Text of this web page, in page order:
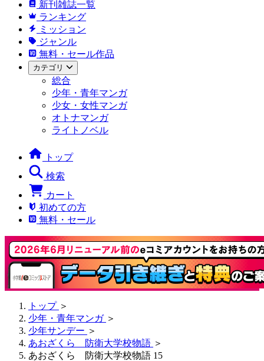
新刊雑誌一覧
ランキング
ミッション
ジャンル
無料・セール作品
カテゴリ
総合
少年・青年マンガ
少女・女性マンガ
オトナマンガ
ライトノベル
トップ
検索
カート
初めての方
無料・セール
トップ ＞
少年・青年マンガ ＞
少年サンデー ＞
あおざくら 防衛大学校物語 ＞
あおざくら 防衛大学校物語 15